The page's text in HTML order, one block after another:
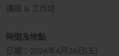
講座 & 工作坊
時間及地點
日期： 2026年6月26日 (五 )